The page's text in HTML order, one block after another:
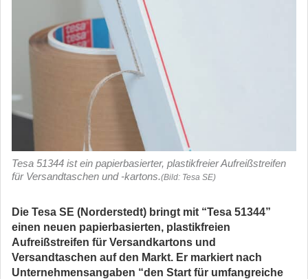
Tesa 51344 ist ein papierbasierter, plastikfreier Aufreißstreifen
für Versandtaschen und -kartons.(Bild: Tesa SE)
Die Tesa SE (Norderstedt) bringt mit “Tesa 51344”
einen neuen papierbasierten, plastikfreien
Aufreißstreifen für Versandkartons und
Versandtaschen auf den Markt. Er markiert nach
Unternehmensangaben “den Start für umfangreiche